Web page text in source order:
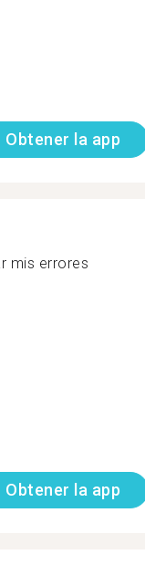
Obtener la app
mis errores
Obtener la app